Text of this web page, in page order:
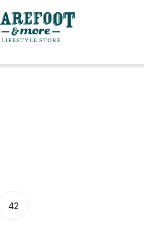
42